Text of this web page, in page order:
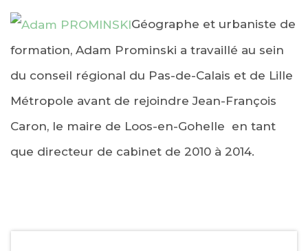
Géographe et urbaniste de
formation, Adam Prominski a travaillé au sein
du conseil régional du Pas-de-Calais et de Lille
Métropole avant de rejoindre Jean-François
Caron, le maire de Loos-en-Gohelle en tant
que directeur de cabinet de 2010 à 2014.